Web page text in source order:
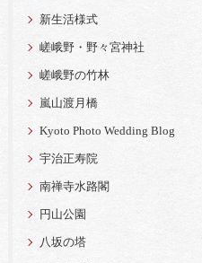
新生活様式
嵯峨野・野々宮神社
嵯峨野の竹林
嵐山渡月橋
Kyoto Photo Wedding Blog
宇治正寿院
南禅寺水路閣
円山公園
八坂の塔